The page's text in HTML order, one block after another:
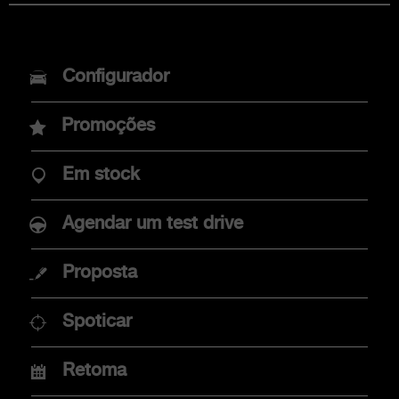
MODELOS
Novo Abarth 600e
Novo Abarth 500e
COMPRAR
Promoções
Campanha ACP
Concessionários
Configurador
Promoções
Em stock
Agendar um test drive
Proposta
Spoticar
Retoma